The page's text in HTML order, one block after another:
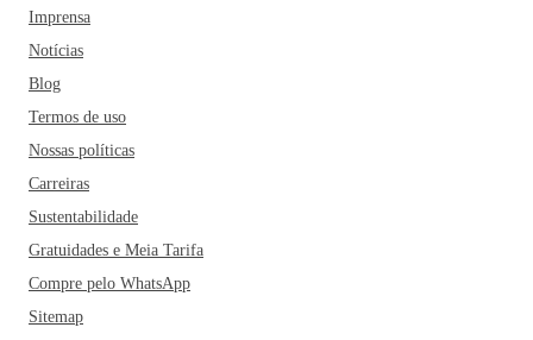
Imprensa
Notícias
Blog
Termos de uso
Nossas políticas
Carreiras
Sustentabilidade
Gratuidades e Meia Tarifa
Compre pelo WhatsApp
Sitemap